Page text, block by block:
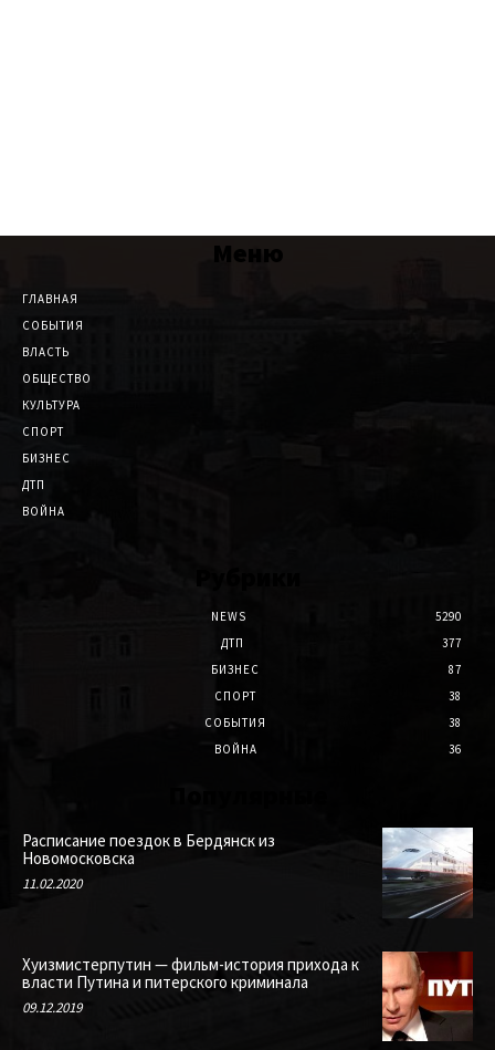
Меню
ГЛАВНАЯ
СОБЫТИЯ
ВЛАСТЬ
ОБЩЕСТВО
КУЛЬТУРА
СПОРТ
БИЗНЕС
ДТП
ВОЙНА
NEWS
5290
ДТП
377
БИЗНЕС
87
СПОРТ
38
СОБЫТИЯ
38
ВОЙНА
36
Расписание поездок в Бердянск из
Новомосковска
11.02.2020
Хуизмистерпутин — фильм-история прихода к
власти Путина и питерского криминала
09.12.2019